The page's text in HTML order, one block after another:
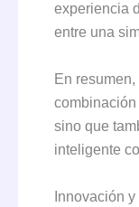
experiencia
entre una
En
sino que
inteligente
Innovación